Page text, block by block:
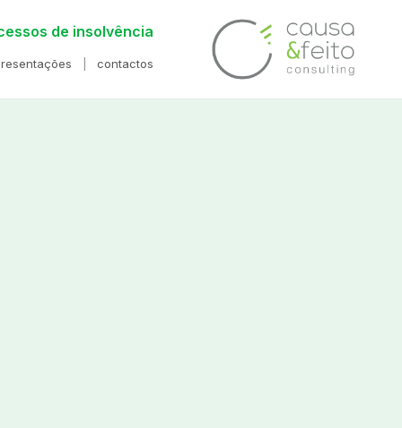
de insolvência
contactos